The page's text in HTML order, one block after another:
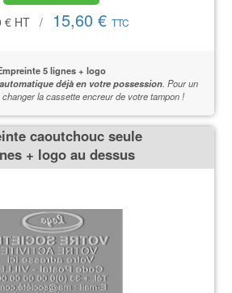
€ HT / 15,60 € TTC
5 lignes + logo
déjà en votre possession. Pour un
changer la cassette encreur de votre tampon !
caoutchouc seule
+ logo au dessus